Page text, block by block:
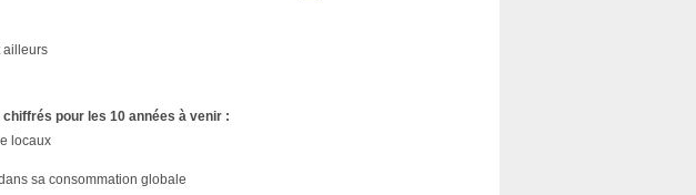
ailleurs
chiffrés pour les 10 années à venir :
locaux
sa consommation globale